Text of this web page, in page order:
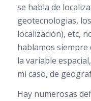
se habla de
geotecnologias,
localización), etc,
hablamos siempre
la variable
mi caso, de
Hay numerosas